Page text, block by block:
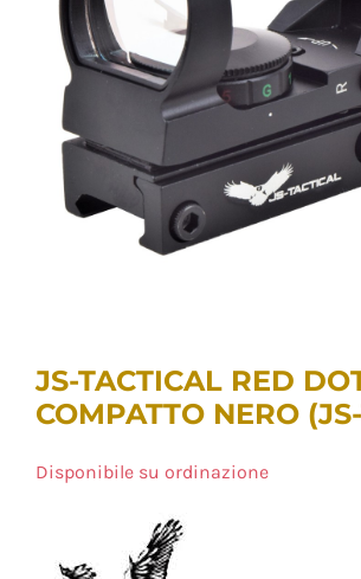
JS-TACTICAL RED
COMPATTO NERO
Disponibile su ordinazione